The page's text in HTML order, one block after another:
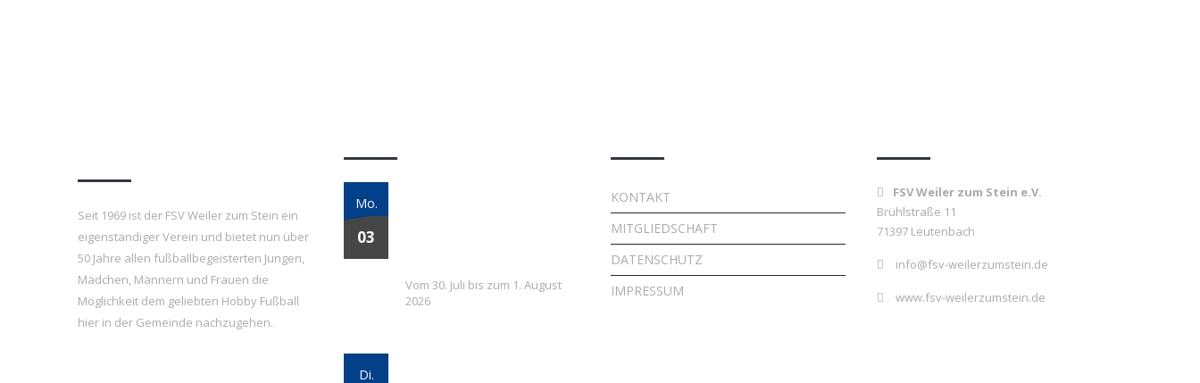
Seit 1969 ist der FSV Weiler zum Stein ein
eigenständiger Verein und bietet nun über
50 Jahre allen fußballbegeisterten Jungen,
Mädchen, Männern und Frauen die
Möglichkeit dem geliebten Hobby Fußball
hier in der Gemeinde nachzugehen.
Mo.
03
Vom 30. Juli bis zum 1. August
2026
Di.
KONTAKT
MITGLIEDSCHAFT
DATENSCHUTZ
IMPRESSUM
FSV Weiler zum Stein e.V.
Brühlstraße 11
71397 Leutenbach
info@fsv-weilerzumstein.de
www.fsv-weilerzumstein.de